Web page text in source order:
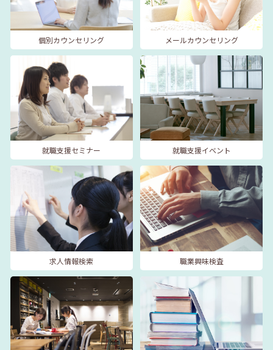
個別カウンセリング メールカウンセリング
就職支援セミナー 就職支援イベント
求人情報検索 職業興味検査